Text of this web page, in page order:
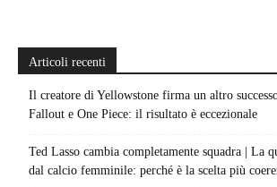
Articoli recenti
Il creatore di Yellowstone firma un altro
Fallout e One Piece: il risultato è eccezionale
Ted Lasso cambia completamente squadra | La
dal calcio femminile: perché è la scelta più